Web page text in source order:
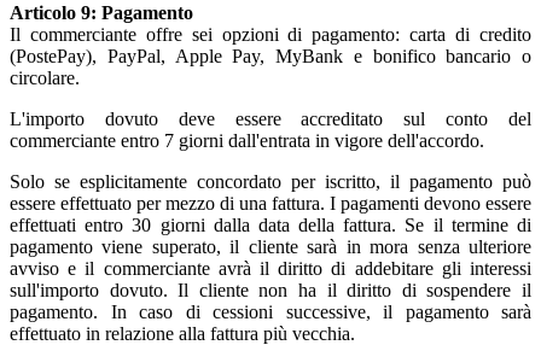
Articolo 9: Pagamento
Il commerciante offre sei opzioni di pagamento: carta di credito
(PostePay), PayPal, Apple Pay, MyBank e bonifico bancario o
circolare.
L'importo dovuto deve essere accreditato sul conto del
commerciante entro 7 giorni dall'entrata in vigore dell'accordo.
Solo se esplicitamente concordato per iscritto, il pagamento può
essere effettuato per mezzo di una fattura. I pagamenti devono essere
effettuati entro 30 giorni dalla data della fattura. Se il termine di
pagamento viene superato, il cliente sarà in mora senza ulteriore
avviso e il commerciante avrà il diritto di addebitare gli interessi
sull'importo dovuto. Il cliente non ha il diritto di sospendere il
pagamento. In caso di cessioni successive, il pagamento sarà
effettuato in relazione alla fattura più vecchia.